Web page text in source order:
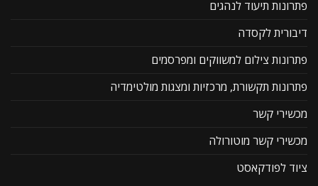
פתרונות תיעוד לנהגים
דיבורית לקסדה
פתרונות צילום למשווקים ומפרסמים
פתרונות תקשורת, מרכזיות ומצגות מולטימדיה
מכשירי קשר
מכשירי קשר מוטורולה
ציוד לפודקאסט